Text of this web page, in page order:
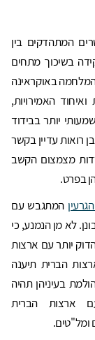
המתהדקים בין
בשיכוך מתחים
המלחמה באוקראינה
האמירויות,
יותר בבידוד
רואות עדיין בקשר
מצמצום הקשב
בפרט.
המתגבש עם
לא מן הנמנע, כי
יותר עם ארצות
הברית תיענה
בעיניהן תהיה
עם ארצות הברית
ומל"טים.